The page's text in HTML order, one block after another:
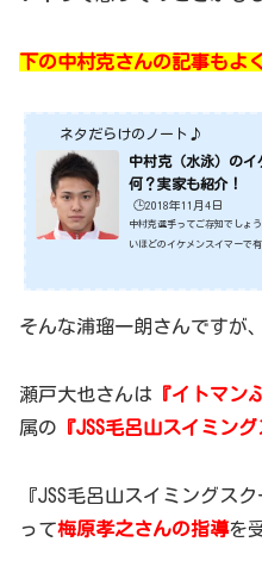
下の中村克さんの記事もよ
ネタだらけのノート♪
中村克（水泳）の
何？実家も紹介！
🕒️2018年11月4日
中村克選手ってご存知でしょ
いほどのイケメンスイマーで
と思います。それではさっそくみ
そんな浦瑠一朗さんですが、
瀬戸大也さんは 『イトマン
属の 『JSS毛呂山スイミング
『JSS毛呂山スイミングス
って梅原孝之さんの指導を